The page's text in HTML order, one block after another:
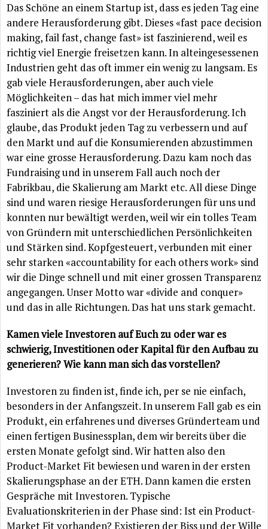
Das Schöne an einem Startup ist, dass es jeden Tag eine
andere Herausforderung gibt. Dieses «fast pace decision
making, fail fast, change fast» ist faszinierend, weil es
richtig viel Energie freisetzen kann. In alteingesessenen
Industrien geht das oft immer ein wenig zu langsam. Es
gab viele Herausforderungen, aber auch viele
Möglichkeiten – das hat mich immer viel mehr
fasziniert als die Angst vor der Herausforderung. Ich
glaube, das Produkt jeden Tag zu verbessern und auf
den Markt und auf die Konsumierenden abzustimmen
war eine grosse Herausforderung. Dazu kam noch das
Fundraising und in unserem Fall auch noch der
Fabrikbau, die Skalierung am Markt etc. All diese Dinge
sind und waren riesige Herausforderungen für uns und
konnten nur bewältigt werden, weil wir ein tolles Team
von Gründern mit unterschiedlichen Persönlichkeiten
und Stärken sind. Kopfgesteuert, verbunden mit einer
sehr starken «accountability for each others work» sind
wir die Dinge schnell und mit einer grossen Transparenz
angegangen. Unser Motto war «divide and conquer»
und das in alle Richtungen. Das hat uns stark gemacht.
Kamen viele Investoren auf Euch zu oder war es
schwierig, Investitionen oder Kapital für den Aufbau zu
generieren? Wie kann man sich das vorstellen?
Investoren zu finden ist, finde ich, per se nie einfach,
besonders in der Anfangszeit. In unserem Fall gab es ein
Produkt, ein erfahrenes und diverses Gründerteam und
einen fertigen Businessplan, dem wir bereits über die
ersten Monate gefolgt sind. Wir hatten also den
Product-Market Fit bewiesen und waren in der ersten
Skalierungsphase an der ETH. Dann kamen die ersten
Gespräche mit Investoren. Typische
Evaluationskriterien in der Phase sind: Ist ein Product-
Market Fit vorhanden? Existieren der Biss und der Wille